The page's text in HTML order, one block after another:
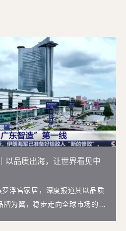
以品质出海，让世界看见中
浮宫家居，深度报道其以品质
牌为翼，稳步走向全球市场的亮